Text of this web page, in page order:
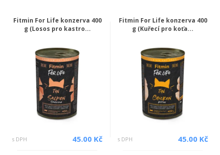
Fitmin For Life konzerva 400
g (Losos pro kastro...
s DPH 45.00 Kč
Fitmin For Life konzerva 400
g (Kuřecí pro koťa...
s DPH 45.00 Kč